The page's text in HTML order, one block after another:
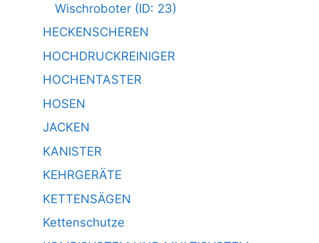
Wischroboter (ID: 23)
HECKENSCHEREN
HOCHDRUCKREINIGER
HOCHENTASTER
HOSEN
JACKEN
KANISTER
KEHRGERÄTE
KETTENSÄGEN
Kettenschutze